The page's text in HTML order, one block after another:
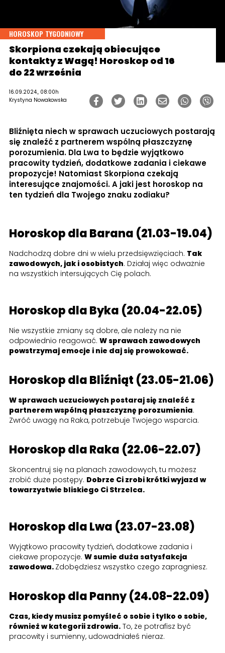
HOROSKOP TYGODNIOWY
Skorpiona czekają obiecujące
kontakty z Wagą! Horoskop od 16
do 22 września
16.09.2024., 08:00h
Krystyna Nowakowska
Bliźnięta niech w sprawach uczuciowych postarają
się znaleźć z partnerem wspólną płaszczyznę
porozumienia. Dla Lwa to będzie wyjątkowo
pracowity tydzień, dodatkowe zadania i ciekawe
propozycje! Natomiast Skorpiona czekają
interesujące znajomości. A jaki jest horoskop na
ten tydzień dla Twojego znaku zodiaku?
Horoskop dla Barana (21.03-19.04)
Nadchodzą dobre dni w wielu przedsięwzięciach. Tak
zawodowych, jak i osobistych. Działaj więc odważnie
na wszystkich intersujących Cię polach.
Horoskop dla Byka (20.04-22.05)
Nie wszystkie zmiany są dobre, ale należy na nie
odpowiednio reagować. W sprawach zawodowych
powstrzymaj emocje i nie daj się prowokować.
Horoskop dla Bliźniąt (23.05-21.06)
W sprawach uczuciowych postaraj się znaleźć z
partnerem wspólną płaszczyznę porozumienia.
Zwróć uwagę na Raka, potrzebuje Twojego wsparcia.
Horoskop dla Raka (22.06-22.07)
Skoncentruj się na planach zawodowych, tu możesz
zrobić duże postępy. Dobrze Ci zrobi krótki wyjazd w
towarzystwie bliskiego Ci Strzelca.
Horoskop dla Lwa (23.07-23.08)
Wyjątkowo pracowity tydzień, dodatkowe zadania i
ciekawe propozycje. W sumie duża satysfakcja
zawodowa. Zdobędziesz wszystko czego zapragniesz.
Horoskop dla Panny (24.08-22.09)
Czas, kiedy musisz pomyśleć o sobie i tylko o sobie,
również w kategorii zdrowia. To, że potrafisz być
pracowity i sumienny, udowadniałeś nieraz.